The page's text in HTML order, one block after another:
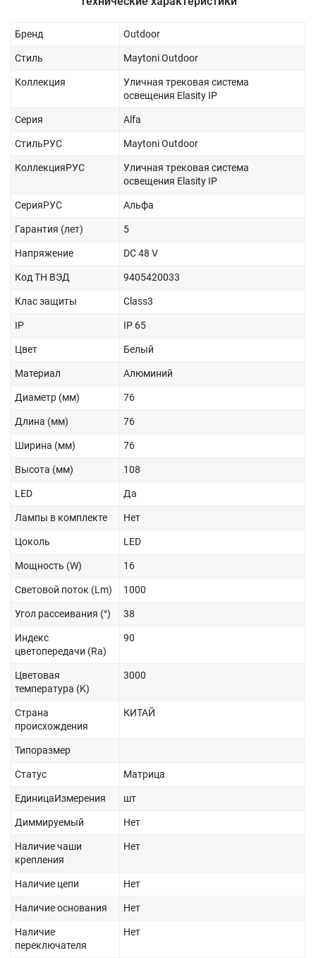
Бренд Outdoor
Стиль Maytoni Outdoor
Коллекция
Уличная трековая система
освещения Elasity IP
Серия Alfa
СтильРУС Maytoni Outdoor
КоллекцияРУС
Уличная трековая система
освещения Elasity IP
СерияРУС Альфа
Гарантия (лет) 5
Напряжение DC 48 V
Код ТН ВЭД 9405420033
Клас защиты Class3
IP IP 65
Цвет Белый
Материал Алюминий
Диаметр (мм) 76
Длина (мм) 76
Ширина (мм) 76
Высота (мм) 108
LED Да
Лампы в комплекте Нет
Цоколь LED
Мощность (W) 16
Световой поток (Lm) 1000
Угол рассеивания (°) 38
Индекс
цветопередачи (Ra)
90
Цветовая
температура (K)
3000
Страна
происхождения
КИТАЙ
Типоразмер
Статус Матрица
ЕдиницаИзмерения шт
Диммируемый Нет
Наличие чаши
крепления
Нет
Наличие цепи Нет
Наличие основания Нет
Наличие
переключателя
Нет